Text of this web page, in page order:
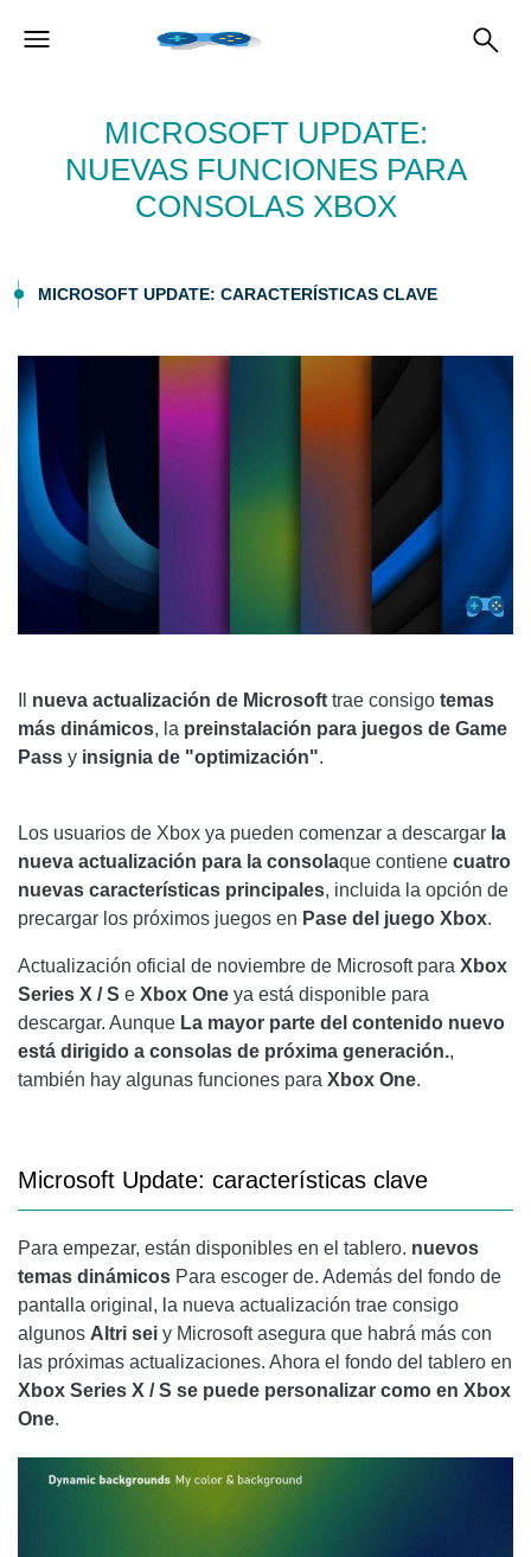
MICROSOFT UPDATE:
NUEVAS FUNCIONES PARA
CONSOLAS XBOX
MICROSOFT UPDATE: CARACTERÍSTICAS CLAVE
nueva actualización de Microsoft trae consigo temas
más dinámicos, la preinstalación para juegos de Game
Pass y insignia de "optimización".
Los usuarios de Xbox ya pueden comenzar a descargar la
nueva actualización para la consolaque contiene cuatro
nuevas características principales, incluida la opción de
precargar los próximos juegos en Pase del juego Xbox.
Actualización oficial de noviembre de Microsoft para Xbox
Series X / S e Xbox One ya está disponible para
descargar. Aunque La mayor parte del contenido nuevo
está dirigido a consolas de próxima generación.,
también hay algunas funciones para Xbox One.
Microsoft Update: características clave
Para empezar, están disponibles en el tablero. nuevos
temas dinámicos Para escoger de. Además del fondo de
pantalla original, la nueva actualización trae consigo
algunos Altri sei y Microsoft asegura que habrá más con
las próximas actualizaciones. Ahora el fondo del tablero en
Xbox Series X / S se puede personalizar como en Xbox
One.